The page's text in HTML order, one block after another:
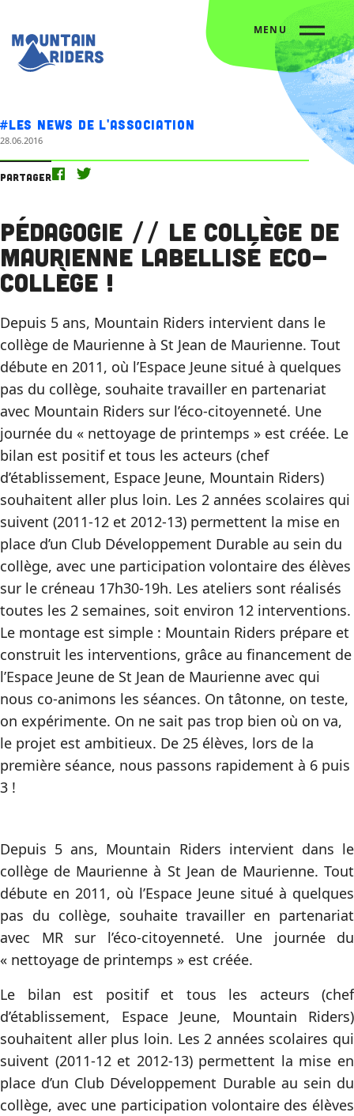
MENU
#Les news de l'association
28.06.2016
Partager
Pédagogie // Le collège de
Maurienne labellisé Eco-
collège !
Depuis 5 ans, Mountain Riders intervient dans le
collège de Maurienne à St Jean de Maurienne. Tout
débute en 2011, où l’Espace Jeune situé à quelques
pas du collège, souhaite travailler en partenariat
avec Mountain Riders sur l’éco-citoyenneté. Une
journée du « nettoyage de printemps » est créée. Le
bilan est positif et tous les acteurs (chef
d’établissement, Espace Jeune, Mountain Riders)
souhaitent aller plus loin. Les 2 années scolaires qui
suivent (2011-12 et 2012-13) permettent la mise en
place d’un Club Développement Durable au sein du
collège, avec une participation volontaire des élèves
sur le créneau 17h30-19h. Les ateliers sont réalisés
toutes les 2 semaines, soit environ 12 interventions.
Le montage est simple : Mountain Riders prépare et
construit les interventions, grâce au financement de
l’Espace Jeune de St Jean de Maurienne avec qui
nous co-animons les séances. On tâtonne, on teste,
on expérimente. On ne sait pas trop bien où on va,
le projet est ambitieux. De 25 élèves, lors de la
première séance, nous passons rapidement à 6 puis
3 !
Depuis 5 ans, Mountain Riders intervient dans le
collège de Maurienne à St Jean de Maurienne. Tout
débute en 2011, où l’Espace Jeune situé à quelques
pas du collège, souhaite travailler en partenariat
avec MR sur l’éco-citoyenneté. Une journée du
« nettoyage de printemps » est créée.
Le bilan est positif et tous les acteurs (chef
d’établissement, Espace Jeune, Mountain Riders)
souhaitent aller plus loin. Les 2 années scolaires qui
suivent (2011-12 et 2012-13) permettent la mise en
place d’un Club Développement Durable au sein du
collège, avec une participation volontaire des élèves